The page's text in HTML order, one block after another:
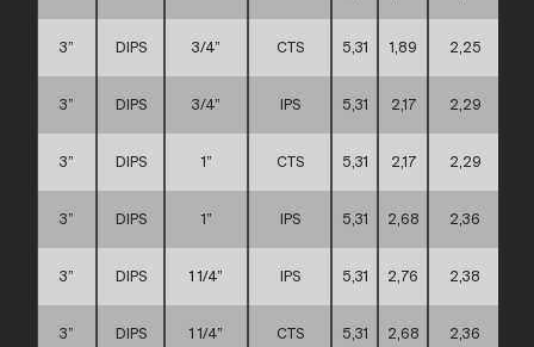
3” DIPS 3/4” CTS 5,31 1,89 2,25
3” DIPS 3/4” IPS 5,31 2,17 2,29
3” DIPS 1” CTS 5,31 2,17 2,29
3” DIPS 1” IPS 5,31 2,68 2,36
3” DIPS 1 1/4” IPS 5,31 2,76 2,38
3” DIPS 1 1/4” CTS 5,31 2,68 2,36